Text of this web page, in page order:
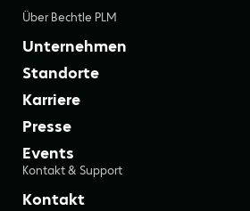
Über Bechtle PLM
Unternehmen
Standorte
Karriere
Presse
Events
Kontakt & Support
Kontakt